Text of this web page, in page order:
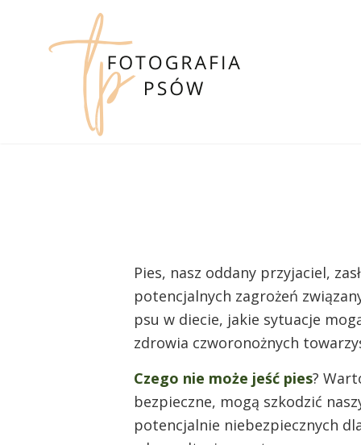
content
Pies, nasz oddany przyjaciel,
potencjalnych zagrożeń
psu w diecie, jakie sytuacje
zdrowia czworonożnych
Czego nie może jeść pies?
bezpieczne, mogą szkodzić
potencjalnie niebezpiecznych